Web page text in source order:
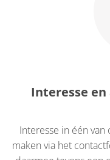
Interesse
Interesse in één
maken via het